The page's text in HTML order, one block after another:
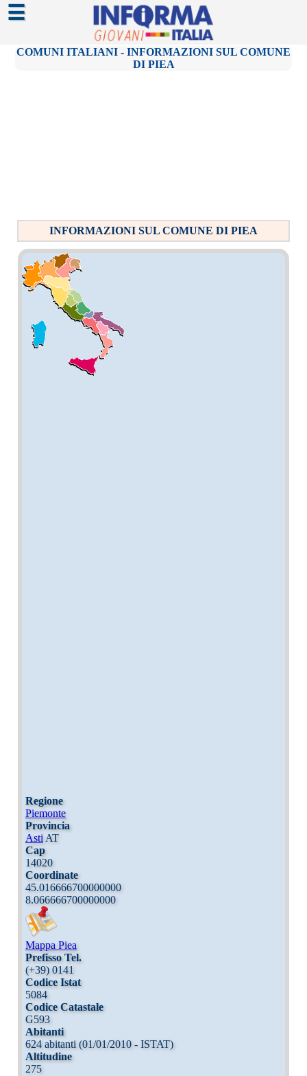
☰
COMUNI ITALIANI - INFORMAZIONI SUL COMUNE
DI PIEA
INFORMAZIONI SUL COMUNE DI PIEA
Regione
Piemonte
Provincia
Asti AT
Cap
14020
Coordinate
45.016666700000000
8.066666700000000
Mappa Piea
Prefisso Tel.
(+39) 0141
Codice Istat
5084
Codice Catastale
G593
Abitanti
624 abitanti (01/01/2010 - ISTAT)
Altitudine
275